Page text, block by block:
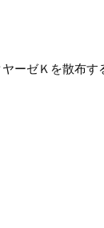
ーゼＫを散布す